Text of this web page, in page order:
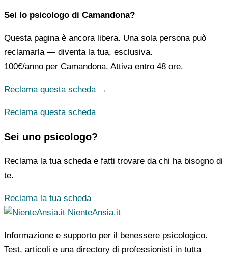
Sei lo psicologo di Camandona?
Questa pagina è ancora libera. Una sola persona può
reclamarla — diventa la tua, esclusiva.
100€/anno per Camandona. Attiva entro 48 ore.
Reclama questa scheda →
Reclama questa scheda
Sei uno psicologo?
Reclama la tua scheda e fatti trovare da chi ha bisogno di
te.
Reclama la tua scheda
NienteAnsia.it
Informazione e supporto per il benessere psicologico.
Test, articoli e una directory di professionisti in tutta